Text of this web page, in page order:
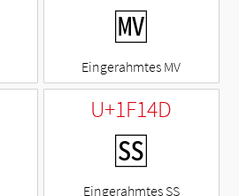
🅋
Eingerahmtes MV
U+1F14D
🅍
Eingerahmtes SS